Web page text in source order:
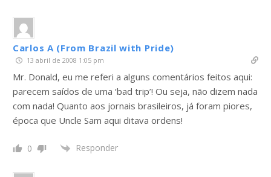
Carlos A (From Brazil with Pride)
13 abril de 2008 1:05 pm
Mr. Donald, eu me referi a alguns comentários feitos aqui:
parecem saídos de uma ‘bad trip’! Ou seja, não dizem nada
com nada! Quanto aos jornais brasileiros, já foram piores,
época que Uncle Sam aqui ditava ordens!
0 Responder